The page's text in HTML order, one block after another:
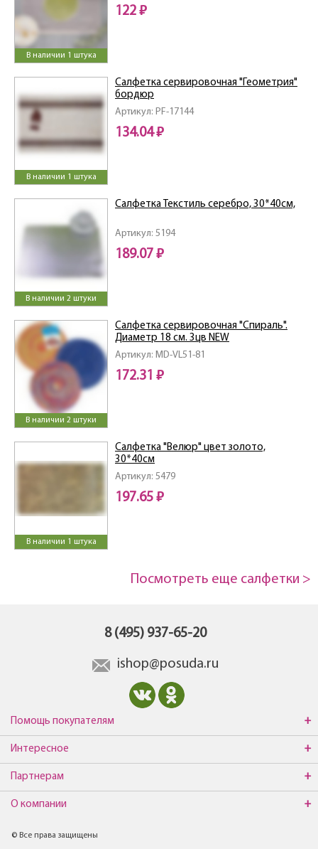
В наличии 1 штука
122 ₽
В наличии 1 штука
Артикул: PF-17144
Салфетка сервировочная "Геометрия"
бордюр
134.04 ₽
В наличии 2 штуки
Артикул: 5194
Салфетка Текстиль серебро, 30*40см,
189.07 ₽
В наличии 2 штуки
Артикул: MD-VL51-81
Салфетка сервировочная "Спираль".
Диаметр 18 см. 3цв NEW
172.31 ₽
В наличии 1 штука
Артикул: 5479
Салфетка "Велюр" цвет золото,
30*40см
197.65 ₽
Посмотреть еще салфетки >
8 (495) 937-65-20
ishop@posuda.ru
Помощь покупателям
Интересное
Партнерам
О компании
© Все права защищены